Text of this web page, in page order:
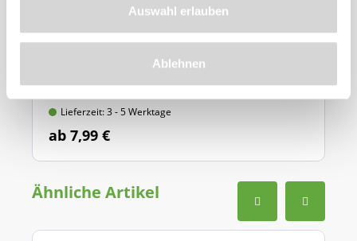
Auswahl erlauben
Ablehnen
organischer NPK-Dünger
für höheren Fruchtertrag und gesundes Obst
* verschiedene Packungsgrößen *
Lieferzeit: 3 - 5 Werktage
ab 7,99 €
Ähnliche Artikel